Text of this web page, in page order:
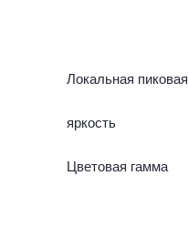
Локальная пиковая
яркость
Цветовая гамма